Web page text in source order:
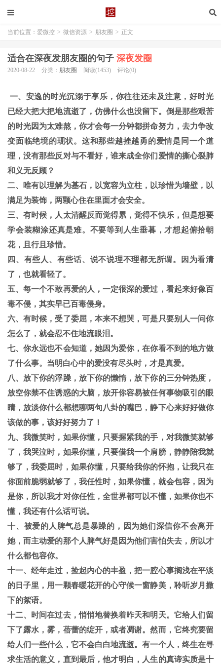
当前位置： 爱微控 > 微信资源 > 朋友圈 > 正文
适合在深夜发朋友圈的句子 深夜发圈
2020-08-22 分类： 朋友圈 阅读(1453) 评论(0)
一、安逸的时光沉溺于享乐，你往往还未及注意，好时光
已经大把大把地流逝了，仿佛什么也没留下。倒是那些艰苦
的时光因为太难熬，你才会每一分钟都拼命努力，去力争改
变面临绝境的现状。这和那些越挫越勇的爱情是同一个道
理，没有那些反对与不看好，谁来成全你们爱情的撕心裂肺
和义无反顾？
二、唯有以理解为基石，以宽容为立柱，以珍惜为墙壁，以
满足为装饰，两颗心住在里面才会安全。
三、有时候，人太清醒反而觉得累，觉得不快乐，但是想要
学会装糊涂还真是难。不要等到人生垂暮，才想起俯拾朝
花，且行且珍惜。
四、有些人、有些话、说不说理不理都无所谓。因为看清
了，也就看轻了。
五、每一个不敢再爱的人，一定很深的爱过，看起来好像百
毒不侵，其实早已百毒侵身。
六、有时候，受了委屈，本来不想哭，可是只要别人一问你
怎么了，就会忍不住地流眼泪。
七、你永远也不会知道，她因为爱你，在你看不到的地方做
了什么事。当明白心中的爱没有尽头时，才是真爱。
八、放下你的浮躁，放下你的懒惰，放下你的三分钟热度，
放空你禁不住诱惑的大脑，放开你容易被任何事物吸引的眼
睛，放淡你什么都想聊两句八卦的嘴巴，静下心来好好做你
该做的事，该好好努力了！
九、我微笑时，如果你懂，只要握紧我的手，对我微笑就够
了，我哭泣时，如果你懂，只要借我一个肩膀，静静陪我就
够了，我委屈时，如果你懂，只要给我你的怀抱，让我只在
你面前脆弱就够了，我任性时，如果你懂，就会包容，因为
是你，所以我才对你任性，全世界都可以不懂，如果你也不
懂，我还有什么话可说。
十、被爱的人脾气总是暴躁的，因为她们深信你不会离开
她，而主动爱的那个人脾气好是因为他们害怕失去，所以才
什么都包容你。
十一、经年走过，捡起内心的丰盈，把一腔心事搁浅在平淡
的日子里，用一颗春暖花开的心守候一窗静美，聆听岁月撒
下的絮语。
十二、时间在过去，悄悄地替换着昨天和明天。它给人们留
下了露水，雾，蓓蕾的绽开，或者凋谢。然而，它终究要留
给人们一些什么，它不会白白地流逝。有一个人，终生在寻
求生活的意义，直到最后，他才明白，人生的真谛实质是十